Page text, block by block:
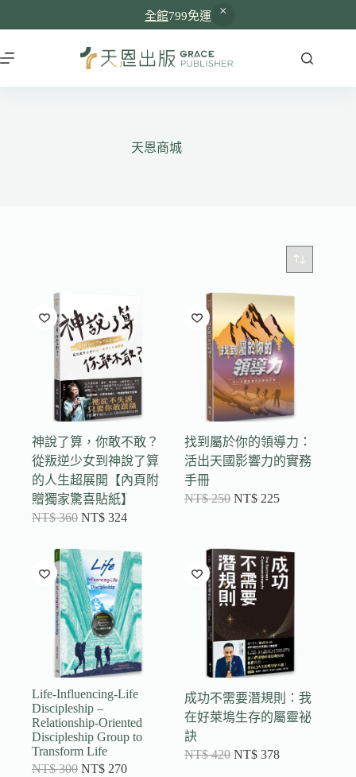
全館799免運
至
天恩商城
神說了算，你敢不敢？
從叛逆少女到神說了算
的人生超展開【內頁附
贈獨家驚喜貼紙】
NT$360 NT$ 324
找到屬於你的領導力：
活出天國影響力的實務
手冊
NT$250 NT$ 225
Life-Influencing-Life
Discipleship –
Relationship-Oriented
Discipleship Group to
Transform Life
NT$300 NT$ 270
成功不需要潛規則：我
在好萊塢生存的屬靈祕
訣
NT$420 NT$ 378